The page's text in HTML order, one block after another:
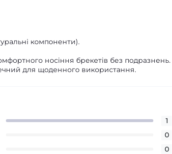
компоненти).
носіння брекетів без подразнень.
для щоденного використання.
1
0
0